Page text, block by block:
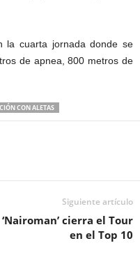
la cuarta jornada donde se
de apnea, 800 metros de
CON ALETAS
Siguiente artículo
‘Nairoman’ cierra el Tour
en el Top 10